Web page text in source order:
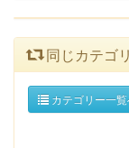
同じカテゴ
カテゴリー一